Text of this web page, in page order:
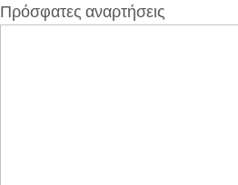
Πρόσφατες αναρτήσεις